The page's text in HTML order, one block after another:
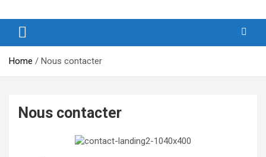
PSAO – Produits et Services
d’Afrique et de ses Outremers
Home Nous contacter
Nous contacter